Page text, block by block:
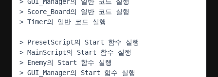
> Score_Board의 일반 코드 실행
> Timer의 일반 코드 실행
> PresetScript의 Start 함수 실행
> MainScript의 Start 함수 실행
> Enemy의 Start 함수 실행
> GUI_Manager의 Start 함수 실행